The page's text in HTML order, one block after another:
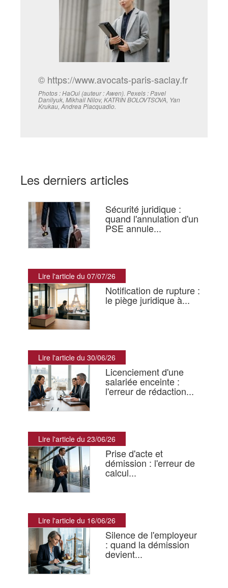
© https://www.avocats-paris-saclay.fr
Photos : HaOui (auteur : Awen). Pexels : Pavel
Danilyuk, Mikhail Nilov, KATRIN BOLOVTSOVA, Yan
Krukau, Andrea Piacquadio.
Les derniers articles
Sécurité juridique :
quand l'annulation d'un
PSE annule...
Lire l'article du 07/07/26
Notification de rupture :
le piège juridique à...
Lire l'article du 30/06/26
Licenciement d'une
salariée enceinte :
l'erreur de rédaction...
Lire l'article du 23/06/26
Prise d'acte et
démission : l'erreur de
calcul...
Lire l'article du 16/06/26
Silence de l'employeur
: quand la démission
devient...